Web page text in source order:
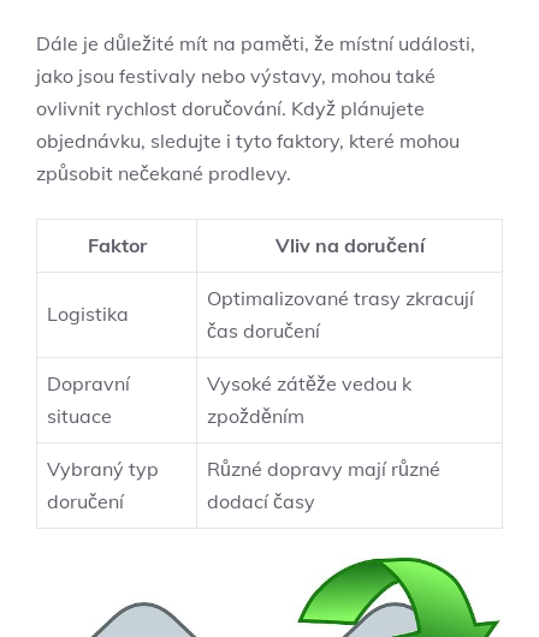
Dále je důležité mít na paměti, že místní události,
jako jsou festivaly ⁤nebo⁣ výstavy, mohou ‍také
ovlivnit rychlost doručování. Když plánujete
objednávku, sledujte i tyto faktory,⁤ které mohou
způsobit⁤ nečekané‍ prodlevy.
Faktor Vliv na doručení
Logistika
Optimalizované trasy⁢ zkracují
⁤čas ‍doručení
Dopravní‍
situace
Vysoké zátěže vedou k
zpožděním
Vybraný typ
doručení
Různé dopravy mají různé
dodací časy